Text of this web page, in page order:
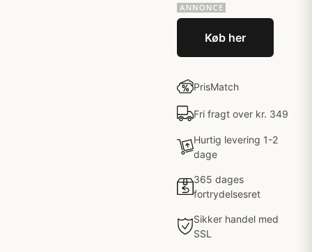
Køb her
PrisMatch
Fri fragt over kr. 349
Hurtig levering 1-2
dage
365 dages
fortrydelsesret
Sikker handel med
SSL